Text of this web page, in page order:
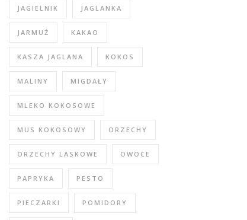
JAGIELNIK JAGLANKA
JARMUŻ KAKAO
KASZA JAGLANA KOKOS
MALINY MIGDAŁY
MLEKO KOKOSOWE
MUS KOKOSOWY ORZECHY
ORZECHY LASKOWE OWOCE
PAPRYKA PESTO
PIECZARKI POMIDORY